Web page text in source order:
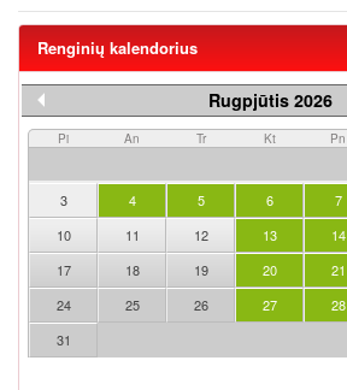
Renginių kalendorius
Rugpjūtis 2026
Pi An Tr Kt Pn
3
4 5 6 7
10
11 12 13 14
17
18 19 20 21
24
25 26 27 28
31